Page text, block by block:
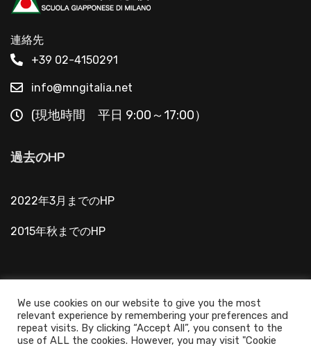
連絡先
+39 02-4150291
info@mngitalia.net
(現地時間 平日 9:00～17:00）
過去のHP
2022年3月までのHP
2015年秋までのHP
@2022 ミラノ日本人学校 - Scuola Giapponese di
Milano - C.F.: 80004210151 - P.IVA: 04903910158 - All
We use cookies on our website to give you the most
relevant experience by remembering your preferences and
repeat visits. By clicking “Accept All”, you consent to the
use of ALL the cookies. However, you may visit "Cookie